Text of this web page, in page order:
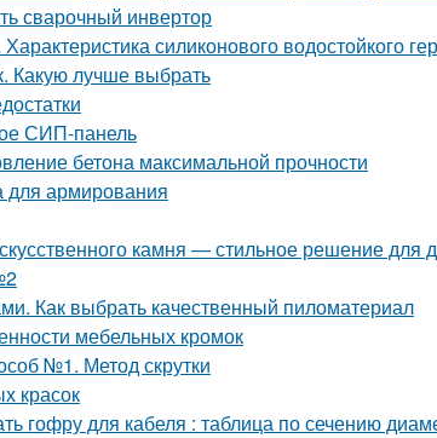
сварочный инвертор
силиконового водостойкого
Какую лучше выбрать
СИП-панель
бетона максимальной прочности
для армирования
камня — стильное решение для
Как выбрать качественный пиломатериал
мебельных кромок
№1. Метод скрутки
красок
гофру для кабеля : таблица по сечению